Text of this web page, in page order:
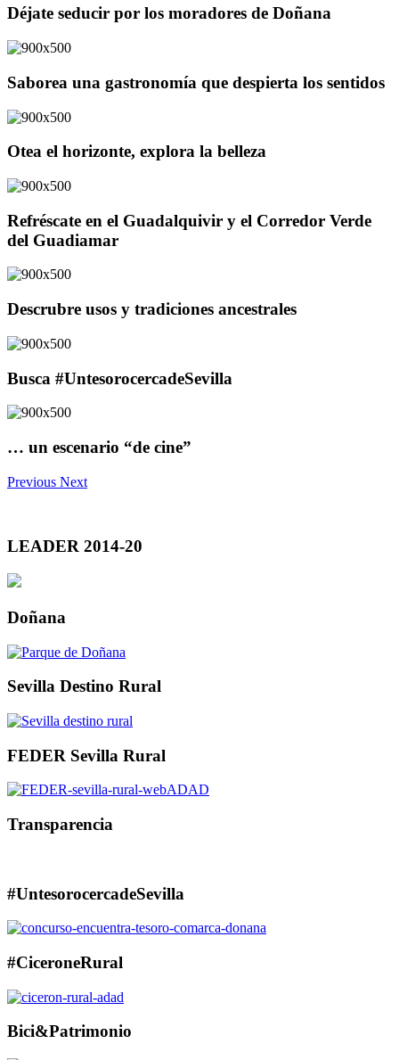
Déjate seducir por los moradores de Doñana
Saborea una gastronomía que despierta los sentidos
Otea el horizonte, explora la belleza
Refréscate en el Guadalquivir y el Corredor Verde
del Guadiamar
Descrubre usos y tradiciones ancestrales
Busca #UntesorocercadeSevilla
… un escenario “de cine”
Previous Next
LEADER 2014-20
Doñana
Sevilla Destino Rural
FEDER Sevilla Rural
Transparencia
#UntesorocercadeSevilla
#CiceroneRural
Bici&Patrimonio